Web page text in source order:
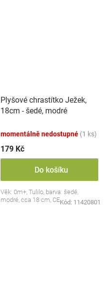
Plyšové chrastítko Ježek,
18cm - šedé, modré
momentálně nedostupné (1 ks)
179 Kč
Do košíku
Věk: 0m+, Tulilo, barva: šedé,
modré, cca 18 cm, CEKód: 11420801